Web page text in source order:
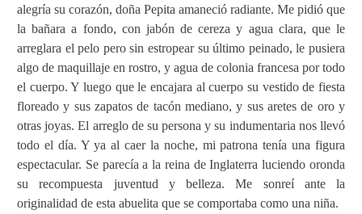
alegría su corazón, doña Pepita amaneció radiante. Me pidió que
la bañara a fondo, con jabón de cereza y agua clara, que le
arreglara el pelo pero sin estropear su último peinado, le pusiera
algo de maquillaje en rostro, y agua de colonia francesa por todo
el cuerpo. Y luego que le encajara al cuerpo su vestido de fiesta
floreado y sus zapatos de tacón mediano, y sus aretes de oro y
otras joyas. El arreglo de su persona y su indumentaria nos llevó
todo el día. Y ya al caer la noche, mi patrona tenía una figura
espectacular. Se parecía a la reina de Inglaterra luciendo oronda
su recompuesta juventud y belleza. Me sonreí ante la
originalidad de esta abuelita que se comportaba como una niña.